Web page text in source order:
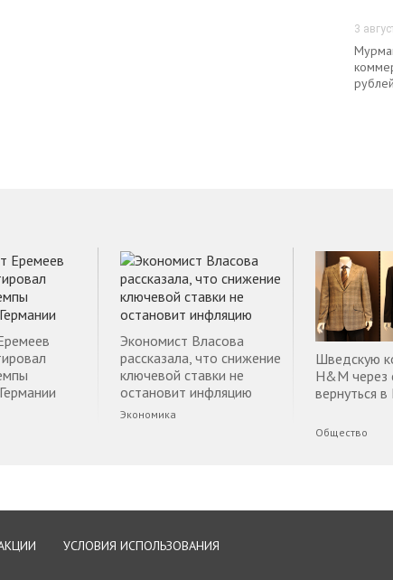
3
рублей
Экономист Власова
рассказала, что снижение
ключевой ставки не
остановит инфляцию
Экономика
Шведскую
H&M через
вернуться
Общество
УСЛОВИЯ ИСПОЛЬЗОВАНИЯ